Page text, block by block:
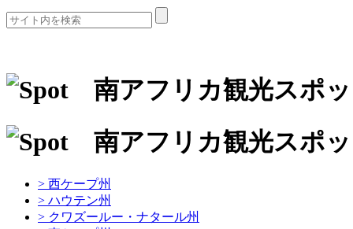
> 西ケープ州
> ハウテン州
> クワズールー・ナタール州